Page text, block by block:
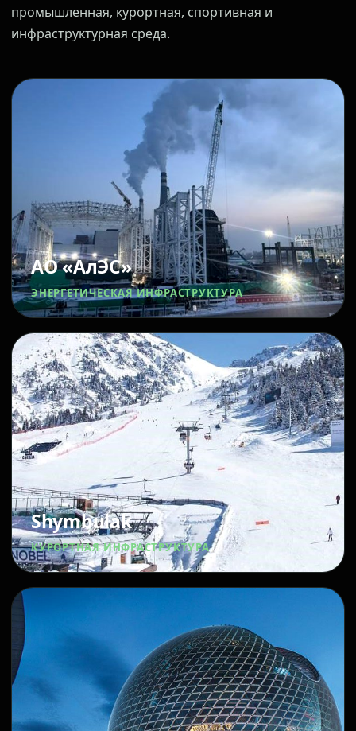
промышленная, курортная, спортивная и
инфраструктурная среда.
АО «АлЭС»
ЭНЕРГЕТИЧЕСКАЯ ИНФРАСТРУКТУРА
Shymbulak
КУРОРТНАЯ ИНФРАСТРУКТУРА